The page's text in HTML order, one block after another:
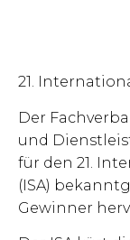
21.
Der
und
für den 21.
(ISA)
Gewinner